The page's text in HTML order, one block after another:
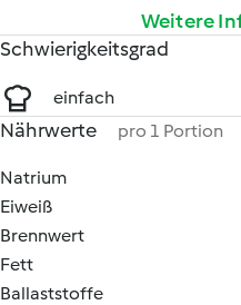
Weitere
Schwierigkeitsgrad
einfach
Nährwerte pro 1 Portion
Natrium
Eiweiß
Brennwert
Fett
Ballaststoffe